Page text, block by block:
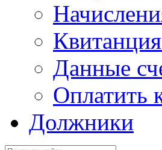
Данные
Оплатить
Должники